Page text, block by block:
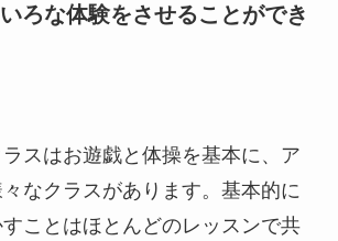
ろな体験をさせることができ
スはお遊戯と体操を基本に、ア
なクラスがあります。基本的に
ことはほとんどのレッスンで共